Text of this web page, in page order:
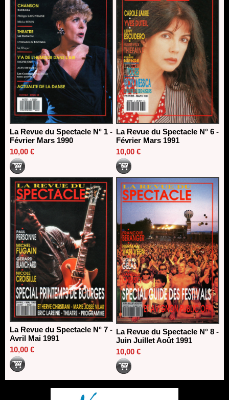
La Revue du Spectacle N° 1 -
Février Mars 1990
10,00 €
La Revue du Spectacle N° 6 -
Février Mars 1991
10,00 €
La Revue du Spectacle N° 7 -
Avril Mai 1991
10,00 €
La Revue du Spectacle N° 8 -
Juin Juillet Août 1991
10,00 €